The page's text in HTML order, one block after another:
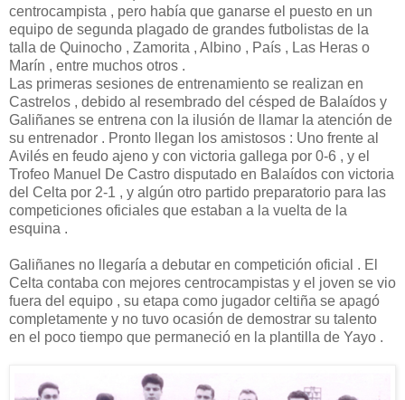
centrocampista , pero había que ganarse el puesto en un
equipo de segunda plagado de grandes futbolistas de la
talla de Quinocho , Zamorita , Albino , País , Las Heras o
Marín , entre muchos otros .
Las primeras sesiones de entrenamiento se realizan en
Castrelos , debido al resembrado del césped de Balaídos y
Galiñanes se entrena con la ilusión de llamar la atención de
su entrenador . Pronto llegan los amistosos : Uno frente al
Avilés en feudo ajeno y con victoria gallega por 0-6 , y el
Trofeo Manuel De Castro disputado en Balaídos con victoria
del Celta por 2-1 , y algún otro partido preparatorio para las
competiciones oficiales que estaban a la vuelta de la
esquina .
Galiñanes no llegaría a debutar en competición oficial . El
Celta contaba con mejores centrocampistas y el joven se vio
fuera del equipo , su etapa como jugador celtiña se apagó
completamente y no tuvo ocasión de demostrar su talento
en el poco tiempo que permaneció en la plantilla de Yayo .